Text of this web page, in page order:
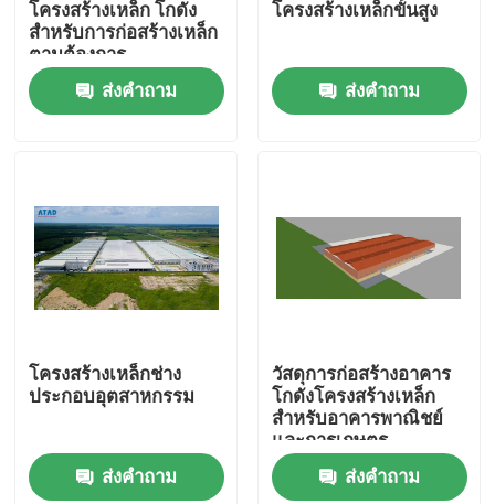
สินค้า
เกี่ยวกับเรา
ทัวร์โรงงาน
โครงสร้างเหล็ก โกดัง
สําหรับการก่อสร้างเหล็ก
ตามต้องการ
ส่งคำถาม
โครงสร้างเหล็กขั้นสูง
ส่งคำถาม
โครงสร้างเหล็กช่าง
ประกอบอุตสาหกรรม
ส่งคำถาม
วัสดุการก่อสร้างอาคาร
โกดังโครงสร้างเหล็ก
สําหรับอาคารพาณิชย์
และการเกษตร
ส่งคำถาม